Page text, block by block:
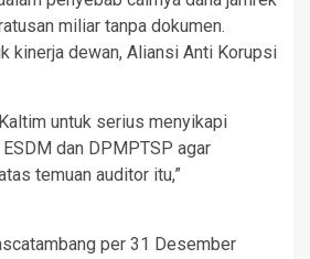
miliar tanpa dokumen.
kinerja dewan, Aliansi Anti Korupsi
untuk serius menyikapi
dan DPMPTSP agar
temuan auditor itu,”
per 31 Desember